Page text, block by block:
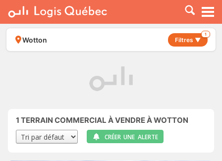
À LOUER
À VENDRE
PLACER UNE ANNONCE
Wotton Filtres ▼
1
1 TERRAIN COMMERCIAL À VENDRE À WOTTON
CRÉER UNE ALERTE